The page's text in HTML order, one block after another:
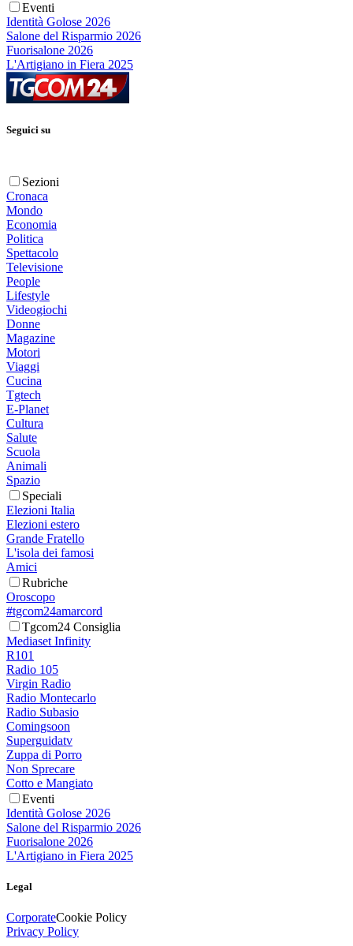
Eventi
Identità Golose 2026
Salone del Risparmio 2026
Fuorisalone 2026
L'Artigiano in Fiera 2025
Seguici su
Sezioni
Cronaca
Mondo
Economia
Politica
Spettacolo
Televisione
People
Lifestyle
Videogiochi
Donne
Magazine
Motori
Viaggi
Cucina
Tgtech
E-Planet
Cultura
Salute
Scuola
Animali
Spazio
Speciali
Elezioni Italia
Elezioni estero
Grande Fratello
L'isola dei famosi
Amici
Rubriche
Oroscopo
#tgcom24amarcord
Tgcom24 Consiglia
Mediaset Infinity
R101
Radio 105
Virgin Radio
Radio Montecarlo
Radio Subasio
Comingsoon
Superguidatv
Zuppa di Porro
Non Sprecare
Cotto e Mangiato
Eventi
Identità Golose 2026
Salone del Risparmio 2026
Fuorisalone 2026
L'Artigiano in Fiera 2025
Legal
CorporateCookie Policy
Privacy Policy